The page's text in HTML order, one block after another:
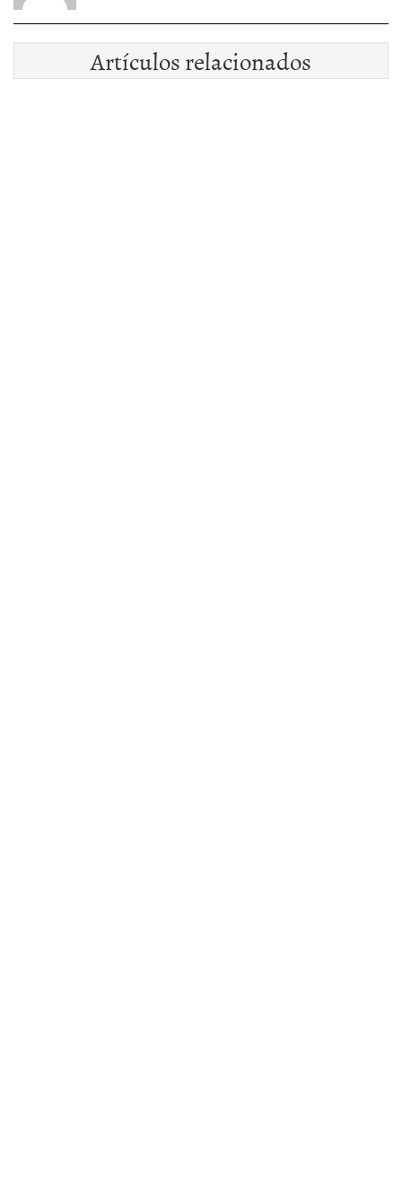
Artículos relacionados